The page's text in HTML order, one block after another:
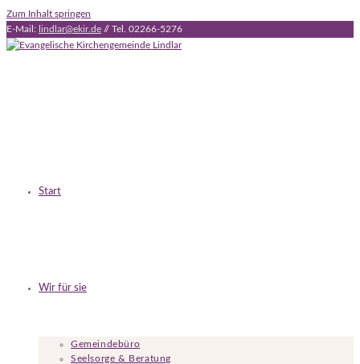
Zum Inhalt springen
E-Mail: lindlar@ekir.de // Tel. 02266-5276
Start
Wir für sie
Gemeindebüro
Seelsorge & Beratung